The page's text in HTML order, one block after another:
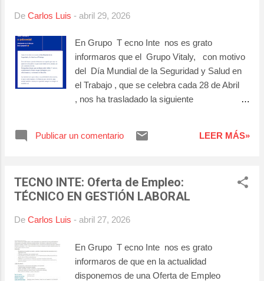
sociales para darle la mayor publicidad
número de personas. Una vez realizado
este proceso, las personas interesadas
podrán preinscribirse en dicha oferta (a
traves del enlace habilitado para ello en la
web), siempre y cuando se hayan dado de
Colocación, bien porque han realizado algún
De Carlos Luis - abril 29, 2026
En Grupo T ecno Inte nos es grato
informaros que el Grupo Vitaly, con motivo
del Día Mundial de la Seguridad y Salud en
el Trabajo , que se celebra cada 28 de Abril
, nos ha trasladado la siguiente
Publicar un comentario LEER MÁS»
TECNO INTE: Oferta de Empleo:
TÉCNICO EN GESTIÓN LABORAL
De Carlos Luis - abril 27, 2026
En Grupo T ecno Inte nos es grato
informaros de que en la actualidad
disponemos de una Oferta de Empleo